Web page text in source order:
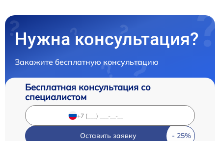
Нужна консультация?
Закажите бесплатную консультацию
Бесплатная консультация со
специалистом
Оставить заявку